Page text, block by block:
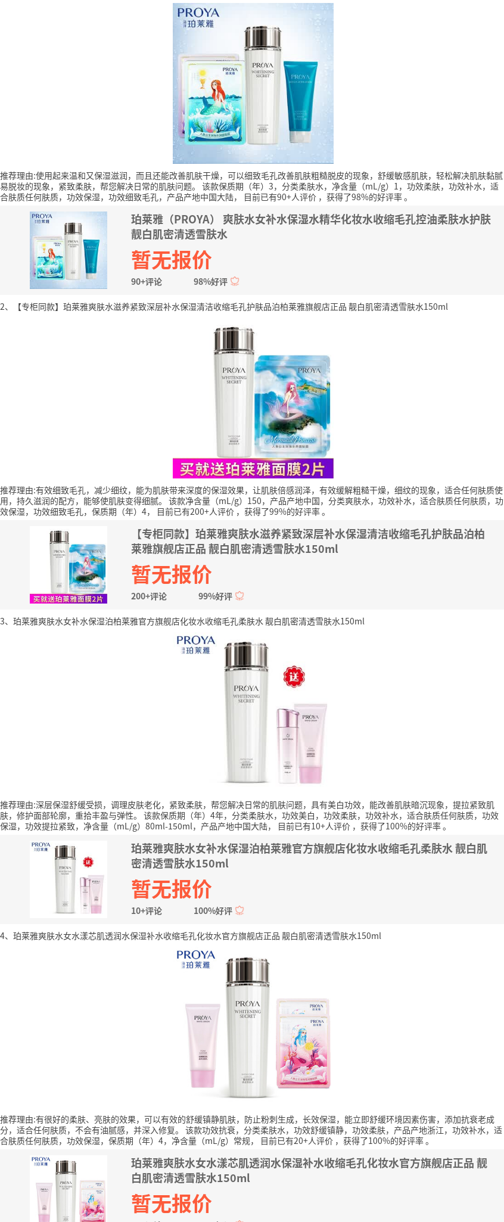
推荐理由:使用起来温和又保湿滋润，而且还能改善肌肤干燥，可以细致毛孔改善肌肤粗糙脱皮的现象，舒缓敏感肌肤，轻松解决肌肤黏腻
易脱妆的现象，紧致柔肤，帮您解决日常的肌肤问题。 该款保质期（年）3，分类柔肤水，净含量（mL/g）1，功效柔肤，功效补水，适
合肤质任何肤质，功效保湿，功效细致毛孔，产品产地中国大陆，
目前已有90+人评价 ，获得了98%的好评率。
珀莱雅（PROYA） 爽肤水女补水保湿水精华化妆水收缩毛孔控油柔肤水护肤
靓白肌密清透雪肤水
暂无报价
90+评论 98%好评
2、【专柜同款】珀莱雅爽肤水滋养紧致深层补水保湿清洁收缩毛孔护肤品泊柏莱雅旗舰店正品 靓白肌密清透雪肤水150ml
推荐理由:有效细致毛孔，减少细纹，能为肌肤带来深度的保湿效果，让肌肤倍感润泽，有效缓解粗糙干燥，细纹的现象，适合任何肤质使
用，持久滋润的配方，能够使肌肤变得细腻。 该款净含量（mL/g）150，产品产地中国，分类爽肤水，功效补水，适合肤质任何肤质，功
效保湿，功效细致毛孔，保质期（年）4，
目前已有200+人评价 ，获得了99%的好评率。
【专柜同款】珀莱雅爽肤水滋养紧致深层补水保湿清洁收缩毛孔护肤品泊柏
莱雅旗舰店正品 靓白肌密清透雪肤水150ml
暂无报价
200+评论 99%好评
3、珀莱雅爽肤水女补水保湿泊柏莱雅官方旗舰店化妆水收缩毛孔柔肤水 靓白肌密清透雪肤水150ml
推荐理由:深层保湿舒缓受损，调理皮肤老化，紧致柔肤，帮您解决日常的肌肤问题，具有美白功效，能改善肌肤暗沉现象，提拉紧致肌
肤，修护面部轮廓，重拾丰盈与弹性。 该款保质期（年）4年，分类柔肤水，功效美白，功效柔肤，功效补水，适合肤质任何肤质，功效
保湿，功效提拉紧致，净含量（mL/g）80ml-150ml，产品产地中国大陆，
目前已有10+人评价 ，获得了100%的好评率。
珀莱雅爽肤水女补水保湿泊柏莱雅官方旗舰店化妆水收缩毛孔柔肤水 靓白肌
密清透雪肤水150ml
暂无报价
10+评论 100%好评
4、珀莱雅爽肤水女水漾芯肌透润水保湿补水收缩毛孔化妆水官方旗舰店正品 靓白肌密清透雪肤水150ml
推荐理由:有很好的柔肤、亮肤的效果，可以有效的舒缓镇静肌肤，防止粉刺生成，长效保湿，能立即舒缓环境因素伤害，添加抗衰老成
分，适合任何肤质，不会有油腻感，并深入修复。 该款功效抗衰，分类柔肤水，功效舒缓镇静，功效柔肤，产品产地浙江，功效补水，适
合肤质任何肤质，功效保湿，保质期（年）4，净含量（mL/g）常规，
目前已有20+人评价 ，获得了100%的好评率。
珀莱雅爽肤水女水漾芯肌透润水保湿补水收缩毛孔化妆水官方旗舰店正品 靓
白肌密清透雪肤水150ml
暂无报价